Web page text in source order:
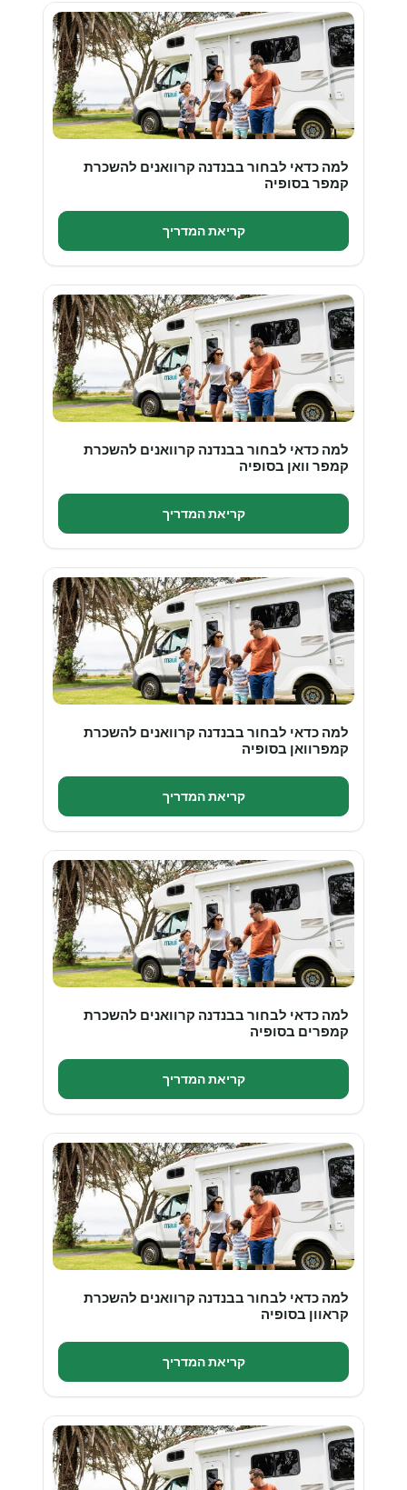
למה כדאי לבחור בבנדנה קרוואנים להשכרת
קמפר בסופיה
קריאת המדריך
למה כדאי לבחור בבנדנה קרוואנים להשכרת
קמפר וואן בסופיה
קריאת המדריך
למה כדאי לבחור בבנדנה קרוואנים להשכרת
קמפרוואן בסופיה
קריאת המדריך
למה כדאי לבחור בבנדנה קרוואנים להשכרת
קמפרים בסופיה
קריאת המדריך
למה כדאי לבחור בבנדנה קרוואנים להשכרת
קראוון בסופיה
קריאת המדריך